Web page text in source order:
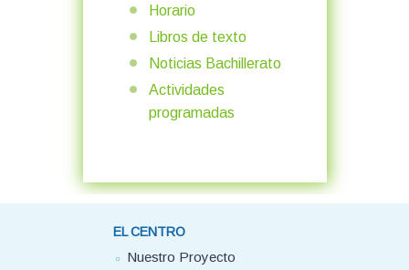
Horario
Libros de texto
Noticias Bachillerato
Actividades
programadas
EL CENTRO
Nuestro Proyecto